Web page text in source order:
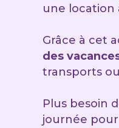
une location
Grâce à cet
des
transports
Plus besoin
journée pour